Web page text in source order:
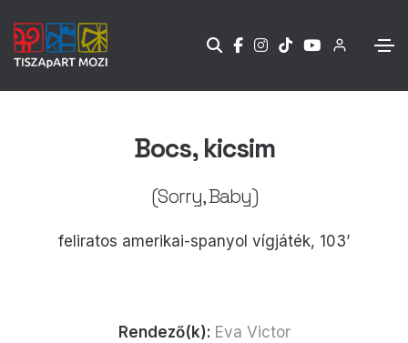
Bocs, kicsim
(Sorry, Baby)
feliratos amerikai-spanyol vígjáték, 103’
Rendező(k): Eva Victor